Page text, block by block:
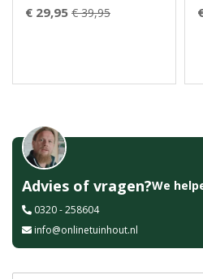
€ 29,95 € 39,95
Advies of vragen?We
0320 - 258604
info@onlinetuinhout.nl